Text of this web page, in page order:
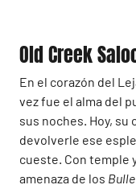
Old Creek
En el corazón del
vez fue el alma del
sus noches. Hoy,
devolverle ese
cueste. Con temple
amenaza de los